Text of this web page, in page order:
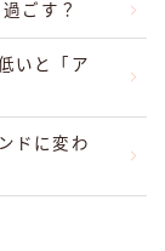
ごす？
いと「ア
ドに変わ